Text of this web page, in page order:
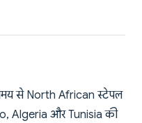
से North African स्टेपल
Algeria और Tunisia की